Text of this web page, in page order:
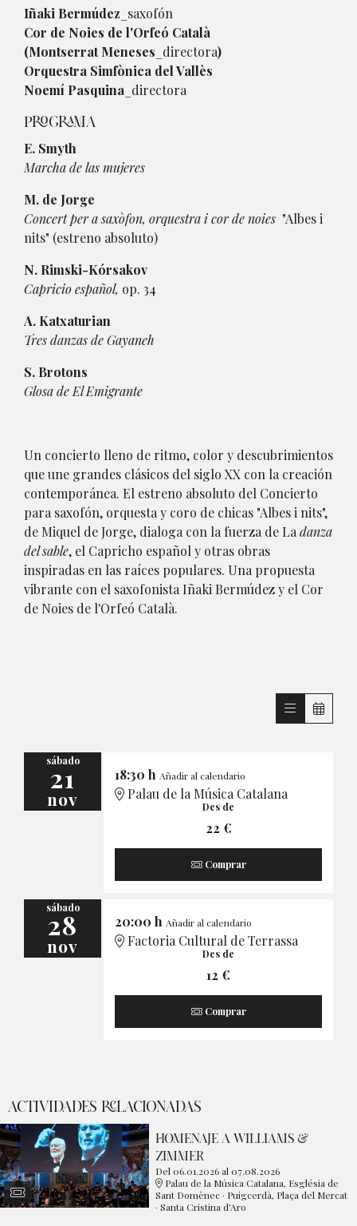
Iñaki Bermúdez _saxofón
Cor de Noies de l'Orfeó Català
(Montserrat Meneses _directora)
Orquestra Simfònica del Vallès
Noemí Pasquina _directora
PROGRAMA
E. Smyth
Marcha de las mujeres
M. de Jorge
Concert per a saxòfon, orquestra i cor de noies "Albes i
nits" (estreno absoluto)
N. Rimski-Kórsakov
Capricio español, op. 34
A. Katxaturian
Tres danzas de Gayaneh
S. Brotons
Glosa de El Emigrante
Un concierto lleno de ritmo, color y descubrimientos
que une grandes clásicos del siglo XX con la creación
contemporánea. El estreno absoluto del Concierto
para saxofón, orquesta y coro de chicas "Albes i nits",
de Miquel de Jorge, dialoga con la fuerza de La danza
del sable, el Capricho español y otras obras
inspiradas en las raíces populares. Una propuesta
vibrante con el saxofonista Iñaki Bermúdez y el Cor
de Noies de l'Orfeó Català.
sábado
21
nov
18:30 h Añadir al calendario
Palau de la Música Catalana
Des de
22 €
Comprar
sábado
28
nov
20:00 h Añadir al calendario
Factoria Cultural de Terrassa
Des de
12 €
Comprar
ACTIVIDADES RELACIONADAS
HOMENAJE A WILLIAMS &
ZIMMER
Del 06.01.2026al 07.08.2026
Palau de la Música Catalana, Església de
Sant Domènec · Puigcerdà, Plaça del Mercat
· Santa Cristina d'Aro